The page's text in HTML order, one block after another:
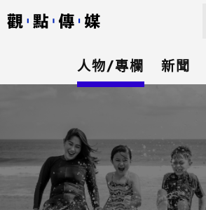
人物/專欄 新聞